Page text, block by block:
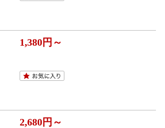
1,380円～
2,680円～